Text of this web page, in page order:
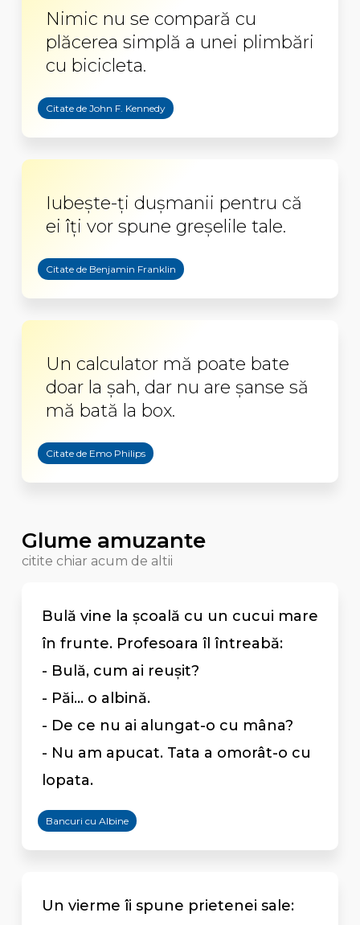
Nimic nu se compară cu
plăcerea simplă a unei plimbări
cu bicicleta.
Citate de John F. Kennedy
Iubește-ți dușmanii pentru că
ei îți vor spune greșelile tale.
Citate de Benjamin Franklin
Un calculator mă poate bate
doar la şah, dar nu are şanse să
mă bată la box.
Citate de Emo Philips
Glume amuzante
citite chiar acum de altii
Bulă vine la şcoală cu un cucui mare
în frunte. Profesoara îl întreabă:
- Bulă, cum ai reuşit?
- Păi... o albină.
- De ce nu ai alungat-o cu mâna?
- Nu am apucat. Tata a omorât-o cu
lopata.
Bancuri cu Albine
Un vierme îi spune prietenei sale: